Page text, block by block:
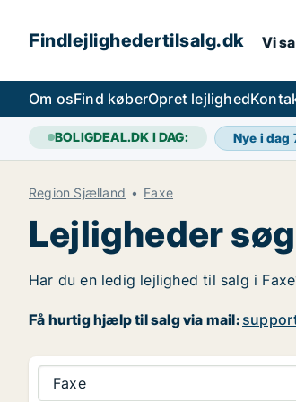
Findlejlighedertilsalg.dk Vi
Om osFind køberOpret lejlighed
BOLIGDEAL.DK I DAG: Nye i dag
Region Sjælland Faxe
Lejligheder
Har du en ledig lejlighed til salg i
Få hurtig hjælp til salg via mail:
Faxe